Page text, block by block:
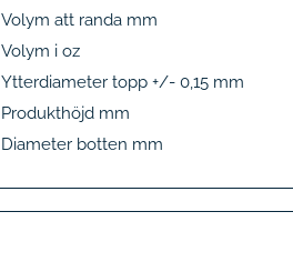
Volym att randa mm
Volym i oz
Ytterdiameter topp +/- 0,15 mm
Produkthöjd mm
Diameter botten mm